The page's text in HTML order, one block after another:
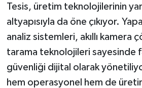
Tesis, üretim teknolojilerinin
altyapısıyla da öne çıkıyor.
analiz sistemleri, akıllı kamera
tarama teknolojileri sayesinde
güvenliği dijital olarak
hem operasyonel hem de